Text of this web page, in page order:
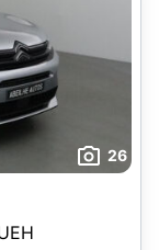
26